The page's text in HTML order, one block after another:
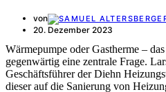
von
20. Dezember 2023
Wärmepumpe oder Gastherme –
gegenwärtig eine zentrale Frage.
Geschäftsführer der Diehn
dieser auf die Sanierung von